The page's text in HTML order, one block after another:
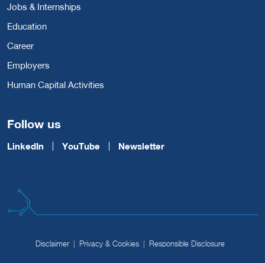
Jobs & Internships
Education
Career
Employers
Human Capital Activities
Follow us
LinkedIn YouTube Newsletter
Disclaimer Privacy & Cookies Responsible Disclosure